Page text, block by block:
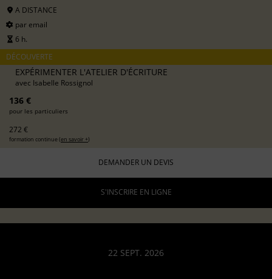
A DISTANCE
par email
6 h.
DÉCOUVERTE
EXPÉRIMENTER L'ATELIER D'ÉCRITURE
avec Isabelle Rossignol
136 €
pour les particuliers
272 €
formation continue (en savoir +)
DEMANDER UN DEVIS
S'INSCRIRE EN LIGNE
22 SEPT. 2026